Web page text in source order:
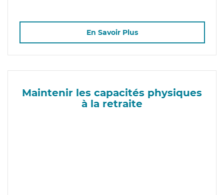
En Savoir Plus
Maintenir les capacités physiques
à la retraite